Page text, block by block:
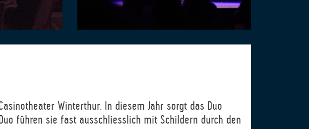
Winterthur. In diesem Jahr sorgt das Duo
führen sie fast ausschliesslich mit Schildern durch den